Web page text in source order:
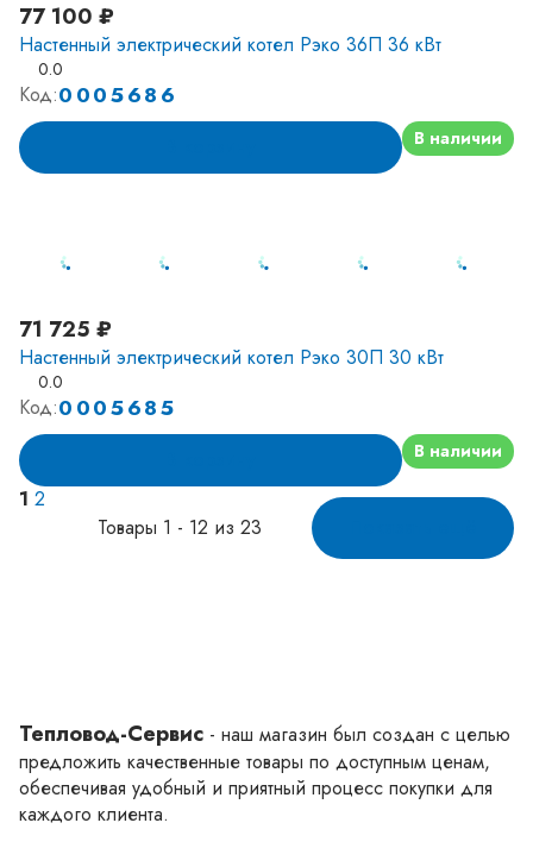
77 100 ₽
Настенный электрический котел Рэко 36П 36 кВт
0.0
Код:0005686
В наличии
71 725 ₽
Настенный электрический котел Рэко 30П 30 кВт
0.0
Код:0005685
В наличии
Товары 1 - 12 из 23
1 2
Тепловод-Сервис - наш магазин был создан с целью
предложить качественные товары по доступным ценам,
обеспечивая удобный и приятный процесс покупки для
каждого клиента.